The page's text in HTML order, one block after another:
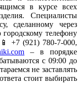
в курсе всех
Специалисты
сделанному через
телефону
+7 (921) 780-7-000,
– в порядке
с 09:00 до
не заставлять
стоит выбирать